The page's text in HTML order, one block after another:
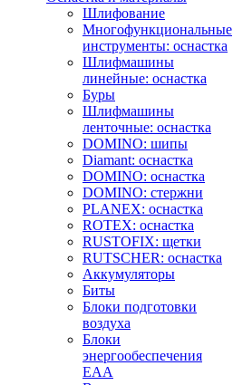
Шлифование
Многофункциональные
инструменты: оснастка
Шлифмашины
линейные: оснастка
Буры
Шлифмашины
ленточные: оснастка
DOMINO: шипы
Diamant: оснастка
DOMINO: оснастка
DOMINO: стержни
PLANEX: оснастка
ROTEX: оснастка
RUSTOFIX: щетки
RUTSCHER: оснастка
Аккумуляторы
Биты
Блоки подготовки
воздуха
Блоки
энергообеспечения
EAA